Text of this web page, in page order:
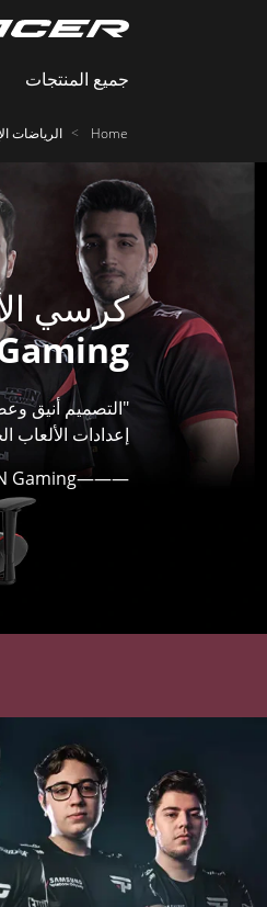
جميع المنتجات
Home الرياضات
"التصميم أنيق
إعدادات الألعاب
———paiN Gaming